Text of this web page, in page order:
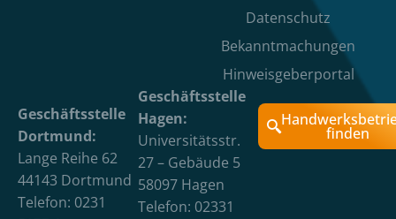
Datenschutz
Bekanntmachungen
Hinweisgeberportal
Geschäftsstelle
Dortmund:
Lange Reihe 62
44143 Dortmund
Telefon: 0231
Geschäftsstelle
Hagen:
Universitätsstr.
27 – Gebäude 5
58097 Hagen
Telefon: 02331
finden